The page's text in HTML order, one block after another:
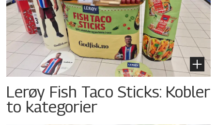
Lerøy Fish Taco Sticks: Kobler
to kategorier